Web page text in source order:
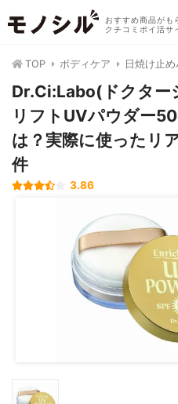
おすすめ商品がも
クチコミポイ活サ
TOP ボディケア 日焼け止
Dr.Ci:Labo(ドクター
リフトUVパウダー
は？実際に使ったリ
件
3.86